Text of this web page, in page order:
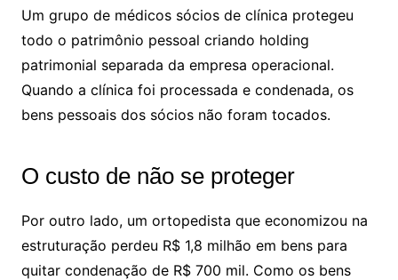
Um grupo de médicos sócios de clínica protegeu
todo o patrimônio pessoal criando holding
patrimonial separada da empresa operacional.
Quando a clínica foi processada e condenada, os
bens pessoais dos sócios não foram tocados.
O custo de não se proteger
Por outro lado, um ortopedista que economizou na
estruturação perdeu R$ 1,8 milhão em bens para
quitar condenação de R$ 700 mil. Como os bens